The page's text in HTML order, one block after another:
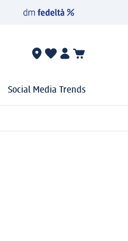
Social Media Trends